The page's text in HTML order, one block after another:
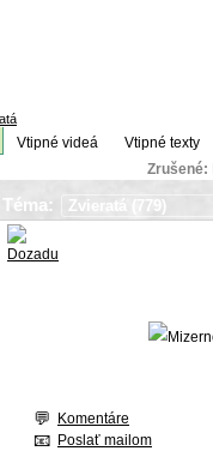
Vtipné videá Vtipné texty
Zrušené:
Téma:
Komentáre
Poslať mailom